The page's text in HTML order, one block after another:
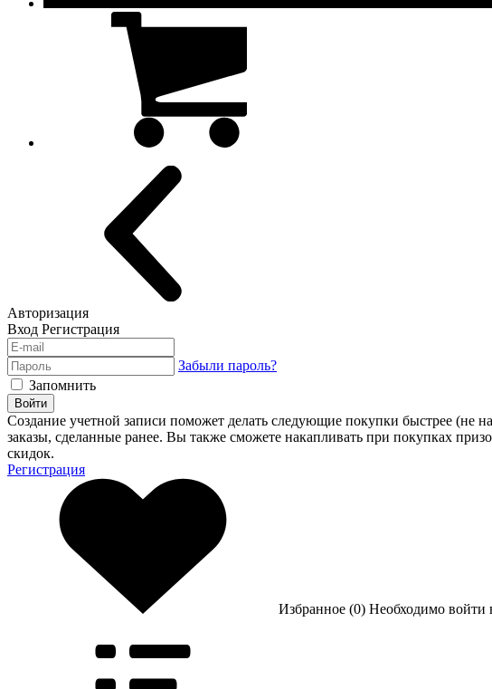
Авторизация
Вход Регистрация
Забыли пароль?
Запомнить
Войти
Создание учетной записи поможет делать следующие покупки быстрее (не
заказы, сделанные ранее. Вы также сможете накапливать при покупках
скидок.
Регистрация
Избранное (0) Необходимо войти